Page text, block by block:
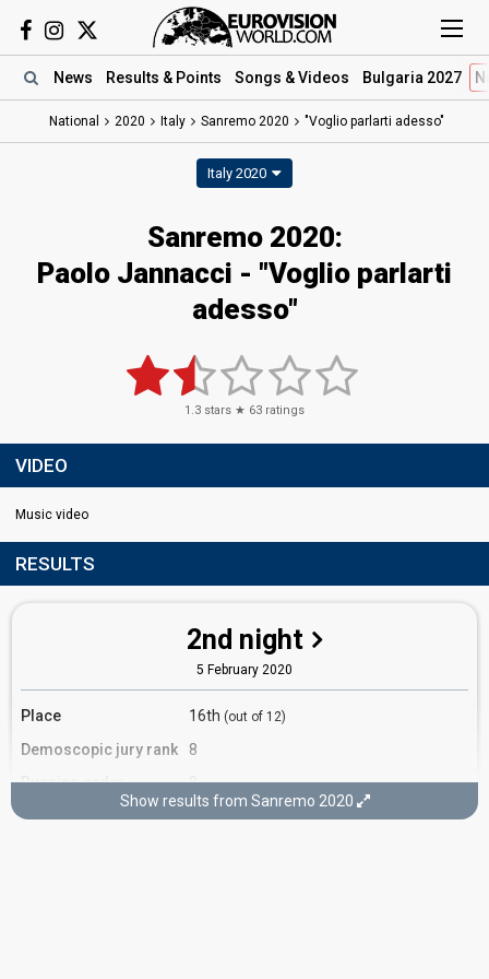
News Results & Points Songs & Videos Bulgaria 2027
National 2020 Italy Sanremo 2020 "Voglio parlarti adesso"
Italy 2020
Sanremo 2020:
Paolo Jannacci - "Voglio parlarti
adesso"
1.3 stars ★ 63 ratings
VIDEO
Music video
RESULTS
2nd night
5 February 2020
Place 16th (out of 12)
Demoscopic jury rank
8
Running order
8
Show results from Sanremo 2020